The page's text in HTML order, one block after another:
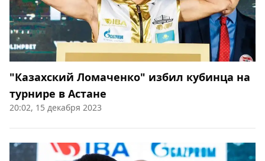
"Казахский Ломаченко" избил кубинца на
турнире в Астане
20:02, 15 декабря 2023